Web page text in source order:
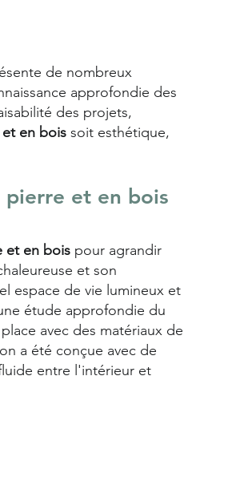
de nombreux
approfondie des
des projets,
en bois soit esthétique,
et en bois
et en bois pour agrandir
et son
espace de vie lumineux et
étude approfondie du
avec des matériaux de
a été conçue avec de
entre l'intérieur et